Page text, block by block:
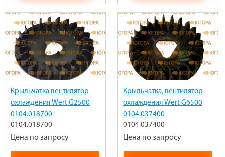
Крыльчатка вентилятор
охлаждения Wert G2500
0104.018700
0104.018700
Цена по запросу
Крыльчатка, вентилятор
охлаждения Wert G6500
0104.037400
0104.037400
Цена по запросу